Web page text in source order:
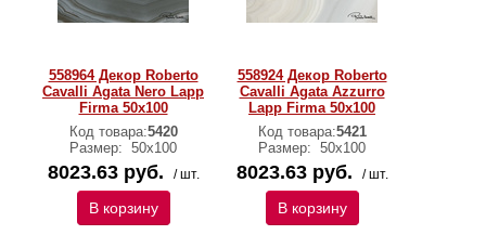
558964 Декор Roberto
Cavalli Agata Nero Lapp
Firma 50x100
Код товара:5420
Размер: 50х100
8023.63 руб. / шт.
В корзину
558924 Декор Roberto
Cavalli Agata Azzurro
Lapp Firma 50x100
Код товара:5421
Размер: 50х100
8023.63 руб. / шт.
В корзину